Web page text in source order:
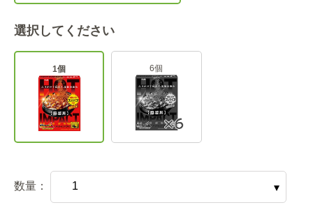
選択してください
1個 6個
数量：